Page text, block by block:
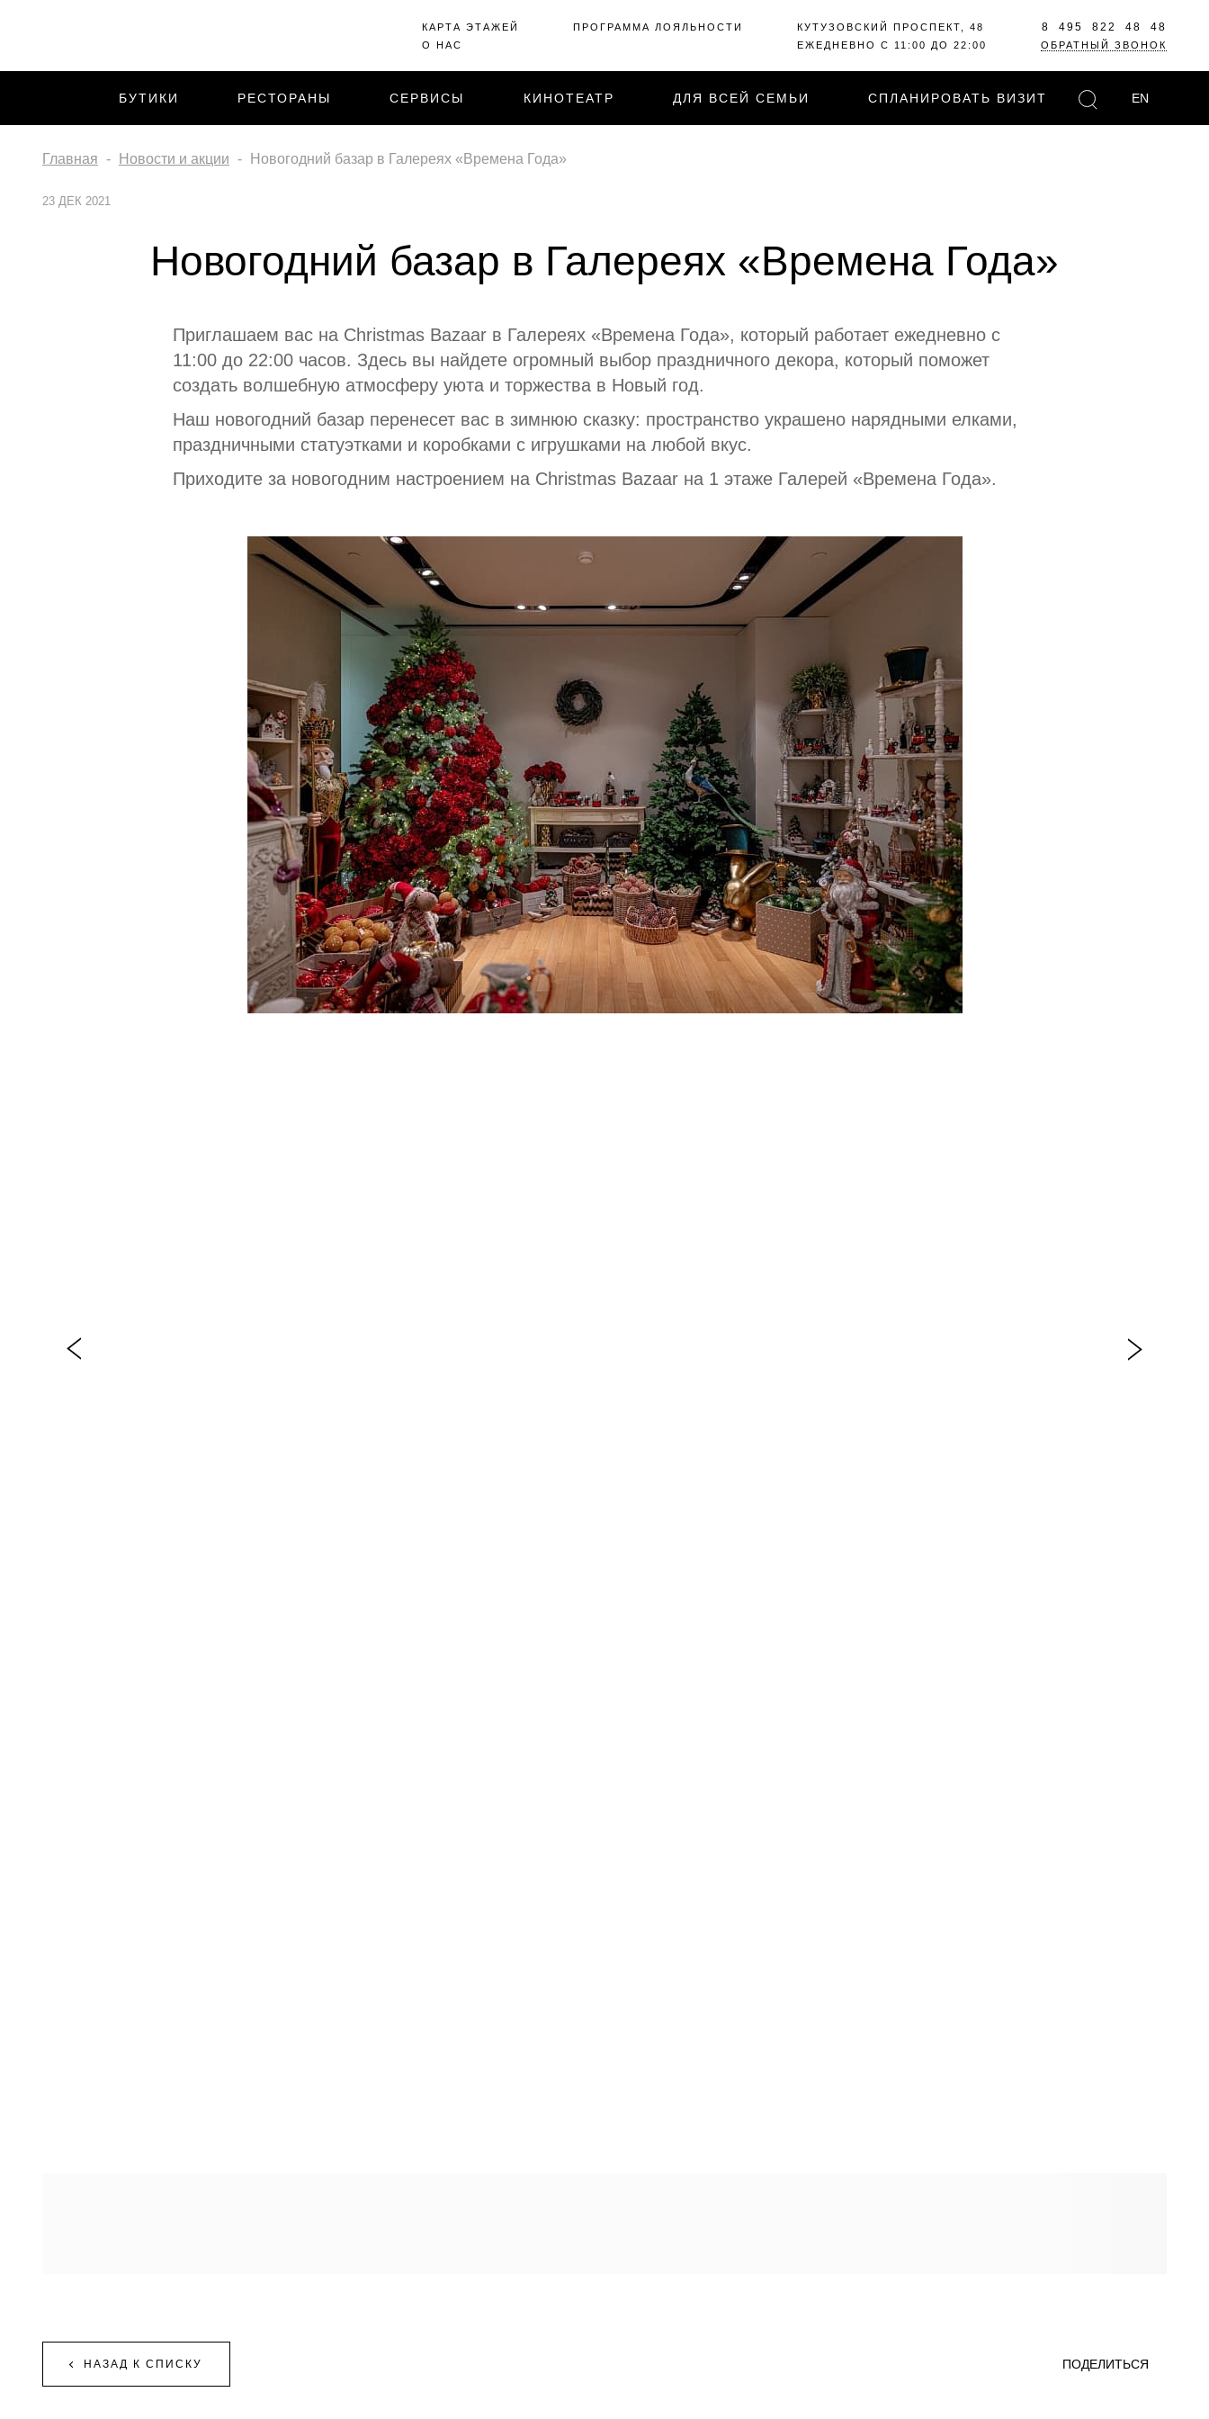
КАРТА ЭТАЖЕЙ
О НАС
ПРОГРАММА ЛОЯЛЬНОСТИ
КУТУЗОВСКИЙ ПРОСПЕКТ, 48
ЕЖЕДНЕВНО С 11:00 ДО 22:00
8 495 822 48 48
ОБРАТНЫЙ ЗВОНОК
БУТИКИ РЕСТОРАНЫ СЕРВИСЫ КИНОТЕАТР ДЛЯ ВСЕЙ СЕМЬИ СПЛАНИРОВАТЬ ВИЗИТ EN
Главная Новости и акции Новогодний базар в Галереях «Времена Года»
23 ДЕК 2021
Новогодний базар в Галереях «Времена Года»
Приглашаем вас на Christmas Bazaar в Галереях «Времена Года», который работает ежедневно с
11:00 до 22:00 часов. Здесь вы найдете огромный выбор праздничного декора, который поможет
создать волшебную атмосферу уюта и торжества в Новый год.
Наш новогодний базар перенесет вас в зимнюю сказку: пространство украшено нарядными елками,
праздничными статуэтками и коробками с игрушками на любой вкус.
Приходите за новогодним настроением на Christmas Bazaar на 1 этаже Галерей «Времена Года».
НАЗАД К СПИСКУ ПОДЕЛИТЬСЯ